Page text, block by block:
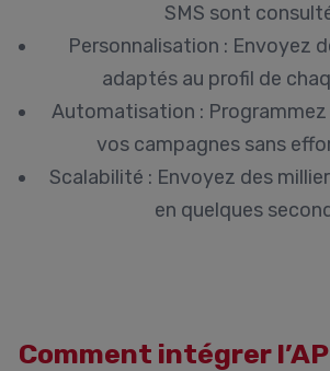
SMS sont
Personnalisation : Envoyez
adaptés au profil de
Automatisation :
vos campagnes sans
Scalabilité : Envoyez des
en quelques
Comment intégrer